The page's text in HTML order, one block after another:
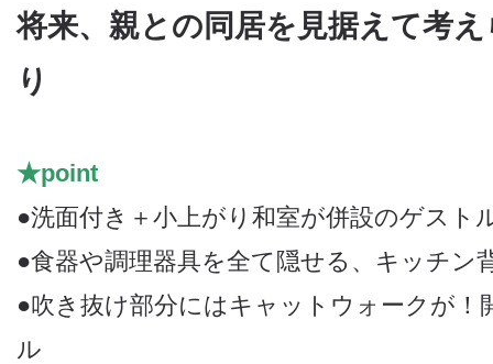
将来、親との同居を見据えて考
り
★point
●洗面付き＋小上がり和室が併設のゲスト
●食器や調理器具を全て隠せる、キッチン
●吹き抜け部分にはキャットウォークが！
ル